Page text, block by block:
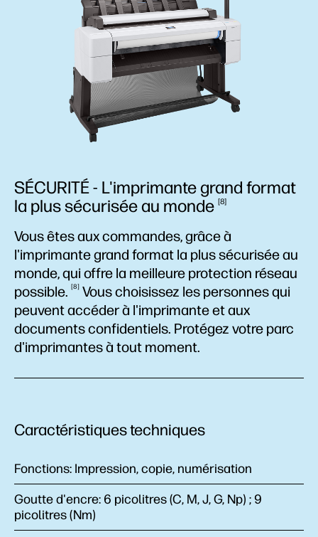
SÉCURITÉ - L'imprimante grand format
la plus sécurisée au monde 8
Vous êtes aux commandes, grâce à
l'imprimante grand format la plus sécurisée au
monde, qui offre la meilleure protection réseau
possible.
8
Vous choisissez les personnes qui
peuvent accéder à l'imprimante et aux
documents confidentiels. Protégez votre parc
d'imprimantes à tout moment.
Caractéristiques techniques
Fonctions: Impression, copie, numérisation
Goutte d'encre: 6 picolitres (C, M, J, G, Np) ; 9
picolitres (Nm)